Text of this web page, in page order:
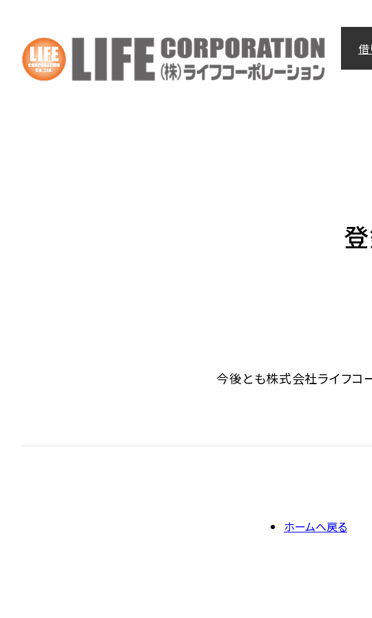
借
今後とも株式会社ライフコ
ホームへ戻る